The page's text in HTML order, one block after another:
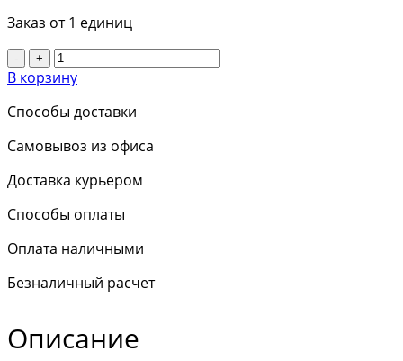
Заказ от 1 единиц
- +
В корзину
Способы доставки
Самовывоз из офиса
Доставка курьером
Способы оплаты
Оплата наличными
Безналичный расчет
Описание